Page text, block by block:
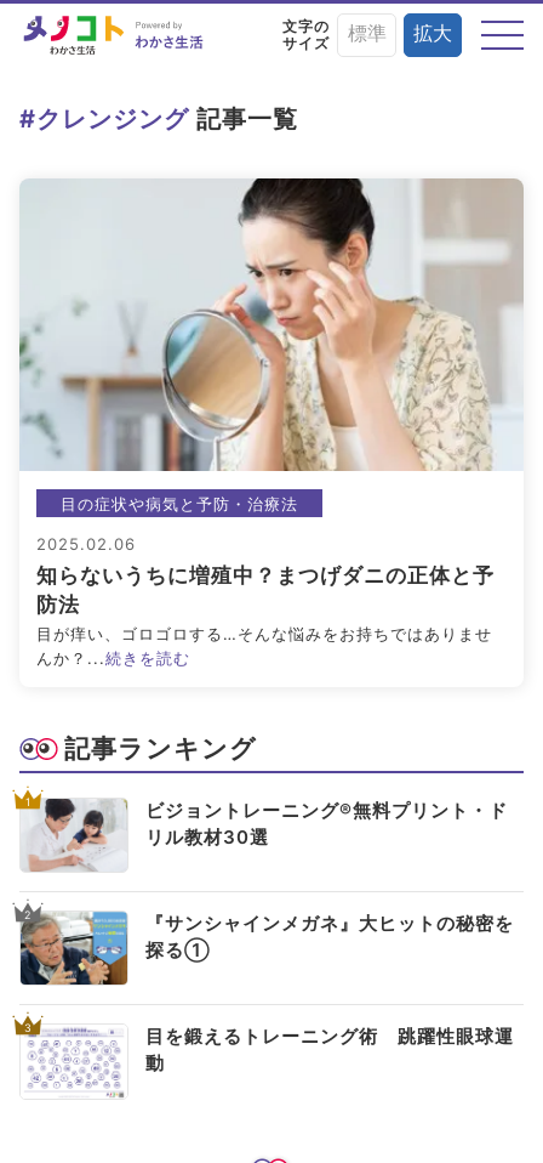
文字の
サイズ
標準 拡大
目にまつわる
お役立ちニュース
目に良い食べ物・
栄養素と調理法
目の基礎知識
目のことを楽しく
学ぶイベント情報
アイメイク・
アイケア
見えない・見えづ
お役立ち情報
目のご利益
#ビルベリー #北欧 #アントシアニン #対策
#メノコト #メノコト神社 #アイフレイル
#目の疲れ #目が痛い
#ビジョントレーニング #こどもの目の日 #6月10日
#クレンジング 記事一覧
目の症状や病気と予防・治療法
2025.02.06
知らないうちに増殖中？まつげダニの正体と予
防法
目が痒い、ゴロゴロする…そんな悩みをお持ちではありませ
んか？...続きを読む
記事ランキング
1
ビジョントレーニング®無料プリント・ド
リル教材30選
2
『サンシャインメガネ』大ヒットの秘密を
探る①
3
目を鍛えるトレーニング術 跳躍性眼球運
動